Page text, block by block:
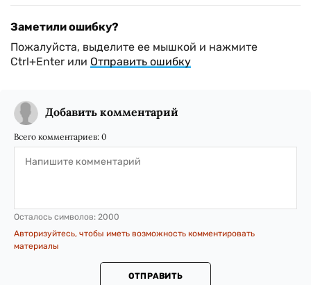
Заметили ошибку?
Пожалуйста, выделите ее мышкой и нажмите
Ctrl+Enter или Отправить ошибку
Добавить комментарий
Всего комментариев: 0
Осталось символов: 2000
Авторизуйтесь, чтобы иметь возможность комментировать
материалы
ОТПРАВИТЬ